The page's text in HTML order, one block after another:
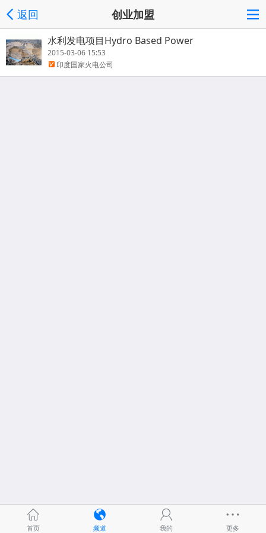
返回 创业加盟
水利发电项目Hydro Based Power
2015-03-06 15:53
印度国家火电公司
首页 频道 我的 更多